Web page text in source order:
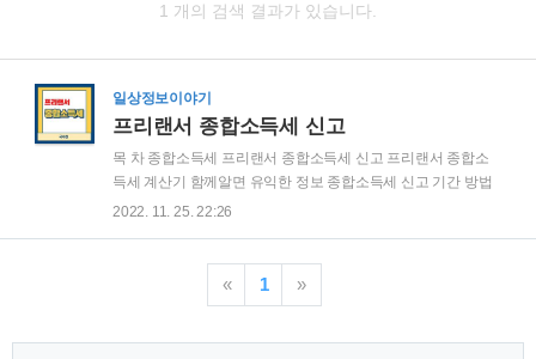
1 개의 검색 결과가 있습니다.
일상정보이야기
프리랜서 종합소득세 신고
목 차 종합소득세 프리랜서 종합소득세 신고 프리랜서 종합소
득세 계산기 함께알면 유익한 정보 종합소득세 신고 기간 방법
종합소득세 세율 환급 과세표준 알아보기 종합소득세 계산기
득세는 해당 과세기간 동안 여러가지 활동을 통해 얻게된 소득
에 대한 세금을 뜻하는데요. 통상적으로 이자나 배당과 같은 금
2022. 11. 25. 22:26
« 1 »